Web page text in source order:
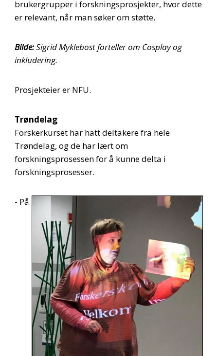
brukergrupper i forskningsprosjekter, hvor dette
er relevant, når man søker om støtte.
Bilde:Sigrid Myklebost forteller om Cosplay og
inkludering.
Prosjekteier er NFU.
Trøndelag
Forskerkurset har hatt deltakere fra hele
Trøndelag, og de har lært om
forskningsprosessen for å kunne delta i
forskningsprosesser.
- På